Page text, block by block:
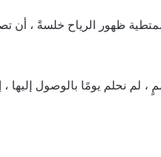
ظهور الرياح خلسةً ، أن
، لم نحلم يومًا بالوصول